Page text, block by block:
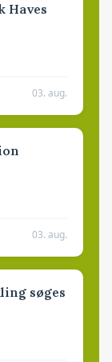
Haves
03. aug.
03. aug.
søges